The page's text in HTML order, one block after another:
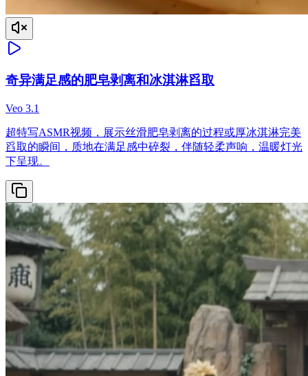
奇异满足感的肥皂剥离和冰淇淋舀取
Veo 3.1
超特写ASMR视频，展示丝滑肥皂剥离的过程或厚冰淇淋完美
舀取的瞬间，质地在满足感中碎裂，伴随轻柔声响，温暖灯光
下呈现。